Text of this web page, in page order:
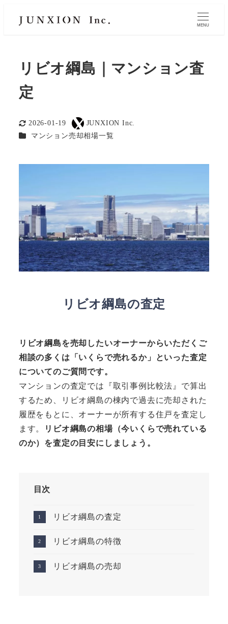
MENU
リビオ綱島｜マンション査
定
更新日
2026-01-19
著
者
JUNXION Inc.
カテゴリー
マンション売却相場一覧
リビオ綱島の査定
リビオ綱島を売却したいオーナーからいただくご
相談の多くは「いくらで売れるか」といった査定
についてのご質問です。
マンションの査定では『取引事例比較法』で算出
するため、リビオ綱島の棟内で過去に売却された
履歴をもとに、オーナーが所有する住戸を査定し
ます。
リビオ綱島の相場（今いくらで売れている
のか）を査定の目安にしましょう。
目次
リビオ綱島の査定
リビオ綱島の特徴
リビオ綱島の売却